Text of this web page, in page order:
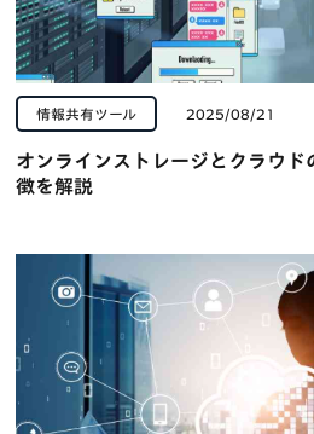
情報共有ツール 2025/08/21
オンラインストレージとクラウ
徴を解説